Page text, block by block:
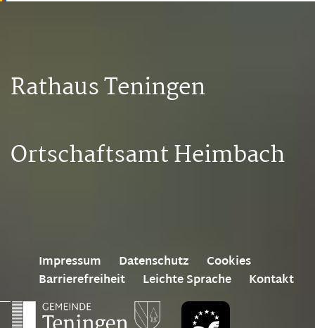
Rathaus Teningen
Ortschaftsamt Heimbach
Impressum Datenschutz
Cookies
Barrierefreiheit
Leichte Sprache Kontakt